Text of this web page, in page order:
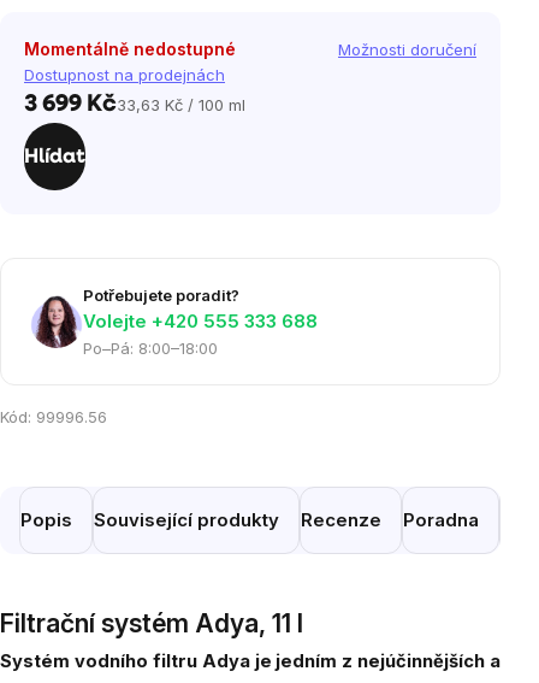
Momentálně nedostupné
Dostupnost na prodejnách
Možnosti doručení
3 699 KčMěrná
33,63 Kč / 100 ml
Hlídat
Potřebujete poradit?
Volejte ‭+420 555 333 688
Po–Pá: 8:00–18:00
Kód: 99996.56
Popis Související produkty Recenze Poradna
Filtrační systém Adya, 11 l
Systém vodního filtru Adya je jedním z nejúčinnějších a